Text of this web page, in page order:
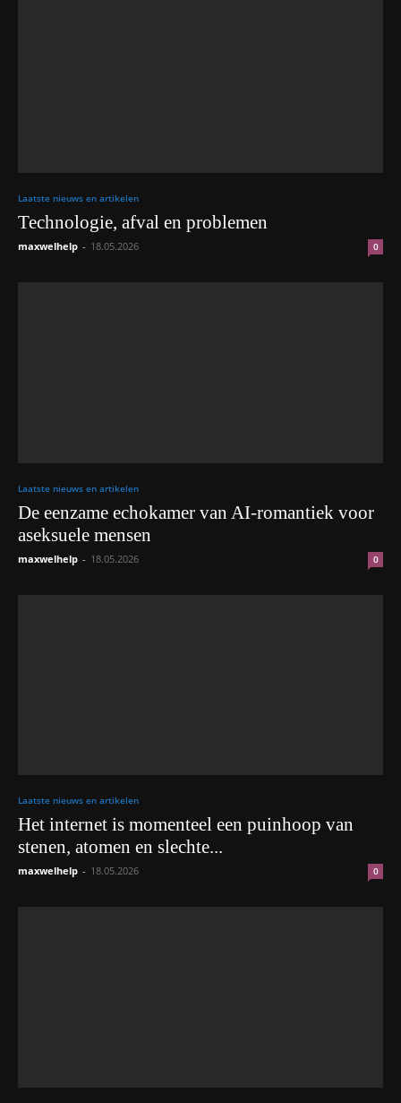
Laatste nieuws en artikelen
Technologie, afval en problemen
maxwelhelp - 18.05.2026 0
Laatste nieuws en artikelen
De eenzame echokamer van AI-romantiek voor
aseksuele mensen
maxwelhelp - 18.05.2026 0
Laatste nieuws en artikelen
Het internet is momenteel een puinhoop van
stenen, atomen en slechte...
maxwelhelp - 18.05.2026 0